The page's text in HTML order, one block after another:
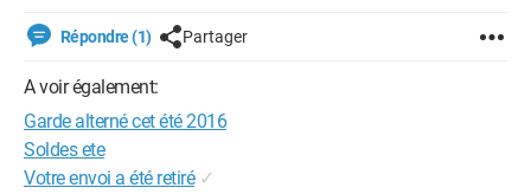
Répondre (1) Partager
A voir également:
Garde alterné cet été 2016
Soldes ete
Votre envoi a été retiré ✓